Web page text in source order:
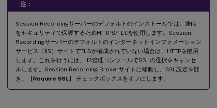
注：
Session Recordingサーバーのデフォルトのインストールでは、通信
をセキュリティで保護するためHTTPS/TLSを使用します。Session
Recordingサーバーのデフォルトのインターネットインフォメーション
サービス（IIS）サイトでTLSが構成されていない場合は、HTTPを使用
します。これを行うには、IIS管理コンソールでSSLの選択をキャンセ
ルします。Session Recording Brokerサイトに移動し、SSL設定を開
き、
［Require SSL］ チェックボックスをオフにします。